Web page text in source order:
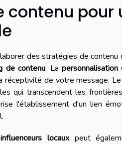
contenu pour
des stratégies de
de contenu. Lapersonnalisation
réceptivité de votre message.
qui transcendent les
l'établissement d'un lien
influenceurs locauxpeut